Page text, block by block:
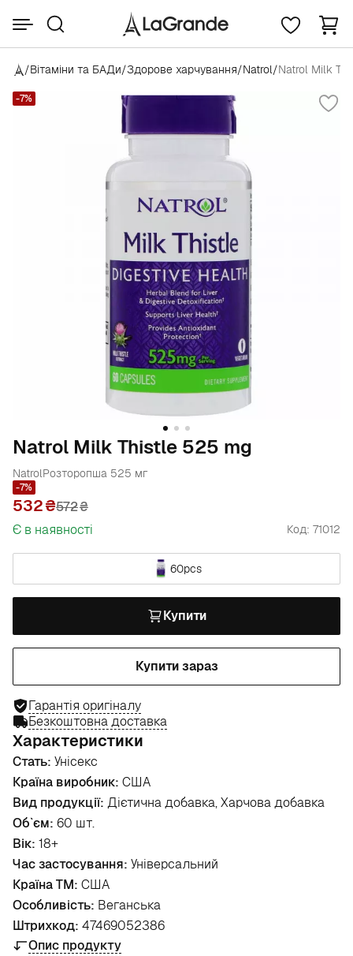
/Вітаміни та БАДи/Здорове харчування/Natrol/Natrol Milk
-7%
Natrol Milk Thistle 525 mg
NatrolРозторопша 525 мг
-7%
532 572₴
Є в наявності
Код: 71012
60pcs
Купити
Купити зараз
Гарантія оригіналу
Безкоштовна доставка
Характеристики
Стать: Унісекс
Країна виробник: США
Вид продукції: Дієтична добавка, Харчова добавка
Об`єм: 60 шт.
Вік: 18+
Час застосування: Універсальний
Країна ТМ: США
Особливість: Веганська
Штрихкод: 47469052386
Опис продукту